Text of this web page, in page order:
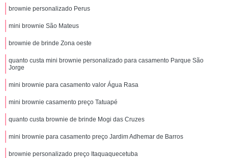
brownie personalizado Perus
mini brownie São Mateus
brownie de brinde Zona oeste
quanto custa mini brownie personalizado para casamento Parque São
Jorge
mini brownie para casamento valor Água Rasa
mini brownie casamento preço Tatuapé
quanto custa brownie de brinde Mogi das Cruzes
mini brownie para casamento preço Jardim Adhemar de Barros
brownie personalizado preço Itaquaquecetuba